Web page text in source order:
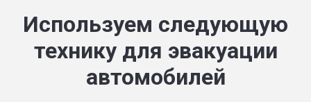
Используем следующую
технику для эвакуации
автомобилей